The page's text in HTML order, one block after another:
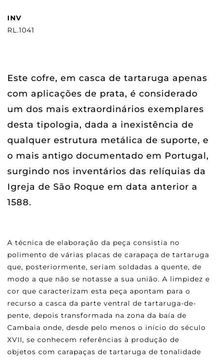
INV
RL.1041
Este cofre, em casca de tartaruga apenas
com aplicações de prata, é considerado
um dos mais extraordinários exemplares
desta tipologia, dada a inexistência de
qualquer estrutura metálica de suporte, e
o mais antigo documentado em Portugal,
surgindo nos inventários das relíquias da
Igreja de São Roque em data anterior a
1588.
A técnica de elaboração da peça consistia no
polimento de várias placas de carapaça de tartaruga
que, posteriormente, seriam soldadas a quente, de
modo a que não se notasse a sua união. A limpidez e
cor que caracterizam esta peça apontam para o
recurso a casca da parte ventral de tartaruga-de-
pente, depois transformada na zona da baía de
Cambaia onde, desde pelo menos o início do século
XVII, se conhecem referências à produção de
objetos com carapaças de tartaruga de tonalidade